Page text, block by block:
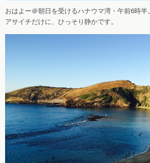
おはよー＠朝日を受けるハナウマ湾・午前6時半。
アサイチだけに、ひっそり静かです。